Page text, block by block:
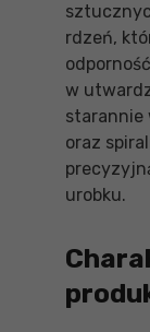
rdzeń,
w
starannie
oraz
urobku.